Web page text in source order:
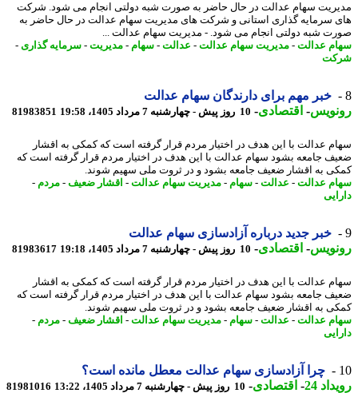
سهام عدالت در حال حاضر به صورت شبه دولتی انجام می شود. شرکت
سرمایه گذاری استانی و شرکت های مدیریت سهام عدالت در حال حاضر به
شبه دولتی انجام می شود. - مدیریت سهام عدالت ...
عدالت-مدیریت سهام عدالت-عدالت-سهام-مدیریت-سرمایه گذاری-
خبر مهم برای دارندگان سهام عدالت
-اقتصادی-10 روز پیش - چهارشنبه 7 مرداد 1405، 19:58 81983851
عدالت با این هدف در اختیار مردم قرار گرفته است که کمکی به اقشار
جامعه بشود سهام عدالت با این هدف در اختیار مردم قرار گرفته است که
به اقشار ضعیف جامعه بشود و در ثروت ملی سهیم شوند.
عدالت-عدالت-سهام-مدیریت سهام عدالت-اقشار ضعیف-مردم-
خبر جدید درباره آزادسازی سهام عدالت
-اقتصادی-10 روز پیش - چهارشنبه 7 مرداد 1405، 19:18 81983617
عدالت با این هدف در اختیار مردم قرار گرفته است که کمکی به اقشار
جامعه بشود سهام عدالت با این هدف در اختیار مردم قرار گرفته است که
به اقشار ضعیف جامعه بشود و در ثروت ملی سهیم شوند.
عدالت-عدالت-سهام-مدیریت سهام عدالت-اقشار ضعیف-مردم-
چرا آزادسازی سهام عدالت معطل مانده است؟
24
-اقتصادی-10 روز پیش - چهارشنبه 7 مرداد 1405، 13:22 81981016